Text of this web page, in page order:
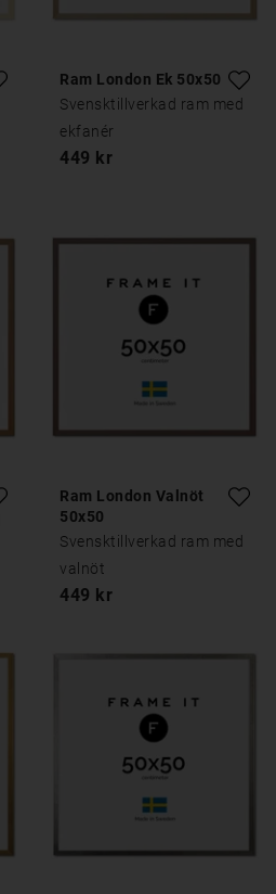
Ram London Ek 50x50
Svensktillverkad ram med
ekfanér
449 kr
Ram London Valnöt
50x50
Svensktillverkad ram med
valnöt
449 kr